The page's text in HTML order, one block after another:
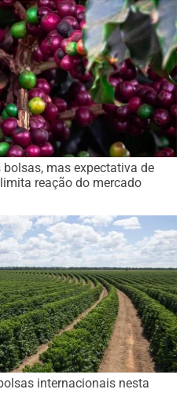
mas expectativa de
reação do mercado
internacionais nesta